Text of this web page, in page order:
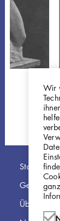
Startseite
Georg
Über die
Wir